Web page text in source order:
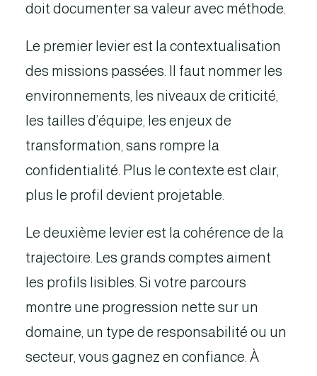
doit documenter sa valeur avec méthode.
Le premier levier est la contextualisation
des missions passées. Il faut nommer les
environnements, les niveaux de criticité,
les tailles d’équipe, les enjeux de
transformation, sans rompre la
confidentialité. Plus le contexte est clair,
plus le profil devient projetable.
Le deuxième levier est la cohérence de la
trajectoire. Les grands comptes aiment
les profils lisibles. Si votre parcours
montre une progression nette sur un
domaine, un type de responsabilité ou un
secteur, vous gagnez en confiance. À